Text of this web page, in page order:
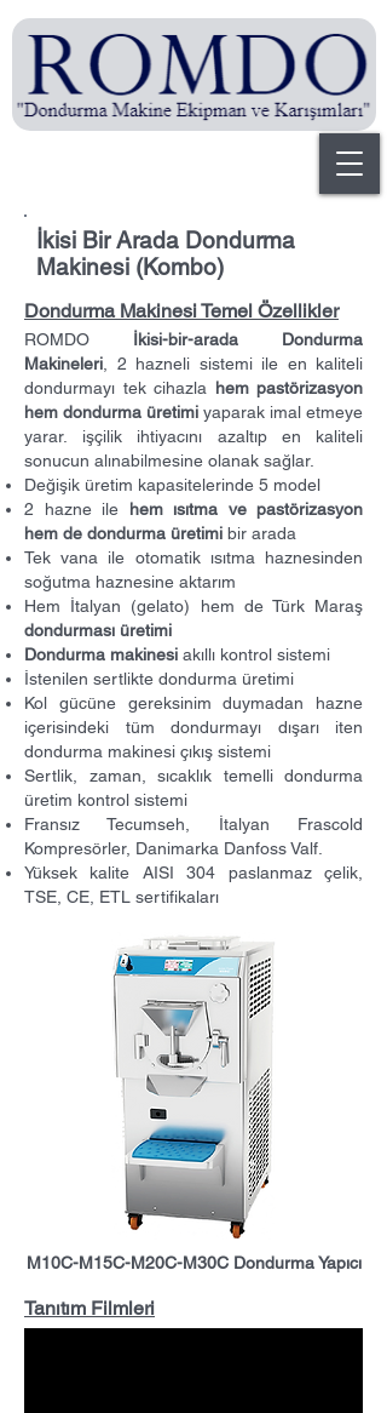
ROMDO İkisi-bir-arada Dondurma
Makineleri , 2 hazneli sistemi ile en kaliteli
dondurmayı tek cihazla hem pastörizasyon
hem dondurma üretimi yaparak imal etmeye
yarar. işçilik ihtiyacını azaltıp en kaliteli
sonucun alınabilmesine olanak sağlar.
Değişik üretim kapasitelerinde 5 model
2 hazne ile hem ısıtma ve pastörizasyon
hem de dondurma üretimi bir arada
Tek vana ile otomatik ısıtma haznesinden
soğutma haznesine aktarım
Hem İtalyan (gelato) hem de Türk Maraş
dondurması üretimi
Dondurma makinesi akıllı kontrol sistemi
İstenilen sertlikte dondurma üretimi
Kol gücüne gereksinim duymadan hazne
içerisindeki tüm dondurmayı dışarı iten
dondurma makinesi çıkış sistemi
Sertlik, zaman, sıcaklık temelli dondurma
üretim kontrol sistemi
Fransız Tecumseh, İtalyan Frascold
Kompresörler, Danimarka Danfoss Valf.
Yüksek kalite AISI 304 paslanmaz çelik,
TSE, CE, ETL sertifikaları
Dondurma Makinesi Temel Özellikler
M10C-M15C-M20C-M30C Dondurma Yapıcı
Tanıtım Filmleri
İkisi Bir Arada Dondurma
Makinesi (Kombo)